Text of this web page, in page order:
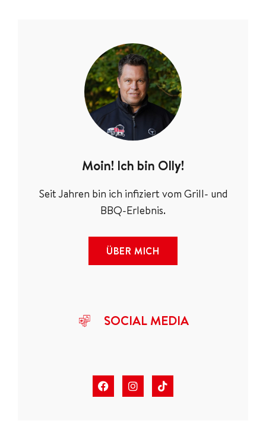
Moin! Ich bin Olly!
Seit Jahren bin ich infiziert vom Grill- und
BBQ-Erlebnis.
ÜBER MICH
SOCIAL MEDIA